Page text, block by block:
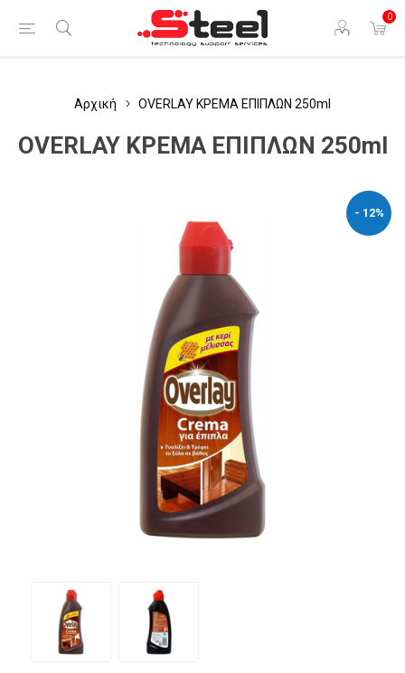
0
Αρχική OVERLAY ΚΡΕΜΑ ΕΠΙΠΛΩΝ 250ml
OVERLAY ΚΡΕΜΑ ΕΠΙΠΛΩΝ 250ml
- 12%